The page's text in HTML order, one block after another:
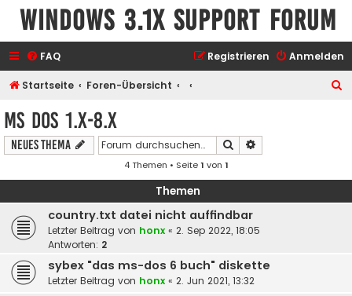
Windows 3.1x Support Forum
FAQ Anmelden
Registrieren
Startseite Foren-Übersicht
MS DOS 1.x-8.x
Neues Thema Suche
4 Themen • Seite1 von 1
Themen
country.txt datei nicht auffindbar
Letzter Beitrag von honx « 2. Sep 2022, 18:05
Antworten: 2
sybex "das ms-dos 6 buch" diskette
Letzter Beitrag von honx « 2. Jun 2021, 13:32